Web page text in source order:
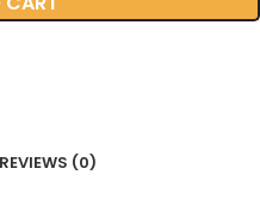
REVIEWS (0)